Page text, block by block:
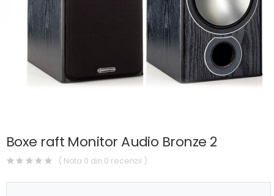
Boxe raft Monitor Audio Bronze 2
( Nota 0 din 0 recenzii )